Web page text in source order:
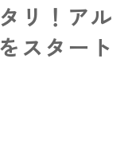
リ！アル
スタート